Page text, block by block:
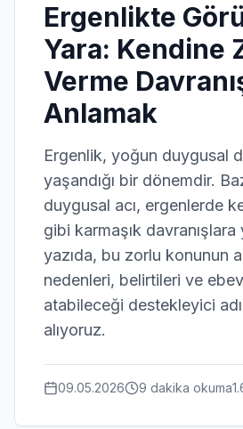
Ergenlikte
Yara: Kendine
Verme
Anlamak
Ergenlik, yoğun duygusal
yaşandığı bir dönemdir.
duygusal acı, ergenlerde
gibi karmaşık
yazıda, bu zorlu konunun
nedenleri, belirtileri ve
atabileceği destekleyici
alıyoruz.
09.05.2026 9 dakika okuma